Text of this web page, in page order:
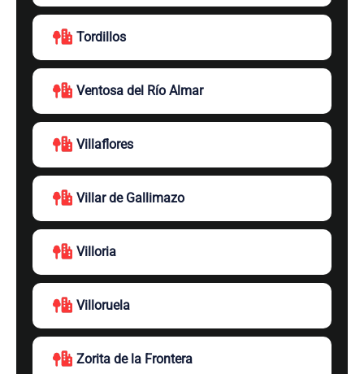
Tordillos
Ventosa del Río Almar
Villaflores
Villar de Gallimazo
Villoria
Villoruela
Zorita de la Frontera